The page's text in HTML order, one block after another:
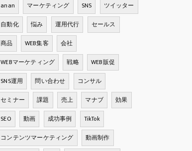
anan
マーケティング SNS
ツイッター
自動化
悩み 運用代行
セールス
商品
WEB集客
会社
WEBマーケティング
戦略
WEB販促
SNS運用
問い合わせ
コンサル
セミナー
課題 売上 マナブ
効果
SEO
動画 成功事例
TikTok
コンテンツマーケティング
動画制作